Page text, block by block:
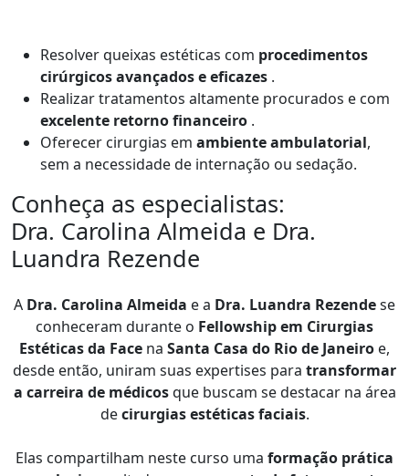
Resolver queixas estéticas com procedimentos
cirúrgicos avançados e eficazes .
Realizar tratamentos altamente procurados e com
excelente retorno financeiro .
Oferecer cirurgias em ambiente ambulatorial,
sem a necessidade de internação ou sedação.
Conheça as especialistas:
Dra. Carolina Almeida e Dra.
Luandra Rezende
A Dra. Carolina Almeida e a Dra. Luandra Rezendese
conheceram durante o Fellowship em Cirurgias
Estéticas da Face na Santa Casa do Rio de Janeiro e,
desde então, uniram suas expertises para transformar
a carreira de médicosque buscam se destacar na área
decirurgias estéticas faciais.
Elas compartilham neste curso uma formação prática